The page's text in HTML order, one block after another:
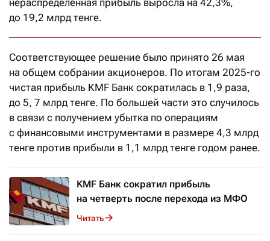
нераспределенная прибыль выросла на 42,3%,
до 19,2 млрд тенге.
Соответствующее решение было принято 26 мая
на общем собрании акционеров. По итогам 2025-го
чистая прибыль KMF Банк сократилась в 1,9 раза,
до 5, 7 млрд тенге. По большей части это случилось
в связи с получением убытка по операциям
с финансовыми инструментами в размере 4,3 млрд
тенге против прибыли в 1,1 млрд тенге годом ранее.
KMF Банк сократил прибыль
на четверть после перехода из МФО
Читать